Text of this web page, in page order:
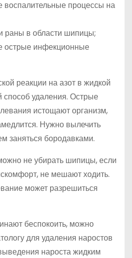
воспалительные процессы на
раны в области шипицы;
острые инфекционные
реакции на азот в жидкой
удаления. Острые
истощают организм,
Нужно вылечить
заняться бородавками.
не убирать шипицы, если
не мешают ходить.
может разрешиться
беспокоить, можно
для удаления наростов
нароста жидким